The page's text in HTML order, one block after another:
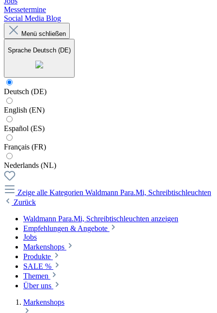
Messetermine
Social Media Blog
Menü schließen
Sprache Deutsch (DE)
Deutsch (DE)
English (EN)
Español (ES)
Français (FR)
Nederlands (NL)
Zeige alle Kategorien Waldmann Para.Mi, Schreibtischleuchten
Zurück
Waldmann Para.Mi, Schreibtischleuchten anzeigen
Empfehlungen & Angebote
Jobs
Markenshops
Produkte
SALE %
Themen
Über uns
Markenshops